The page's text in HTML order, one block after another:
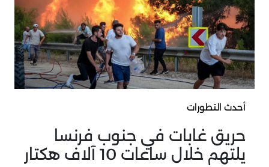
أحدث التطورات
حريق غابات في جنوب فرنسا
يلتهم خلال ساعات 10 آلاف هكتار